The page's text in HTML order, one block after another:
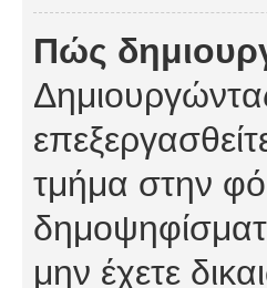
Πώς
τμήμα στην
μην έχετε